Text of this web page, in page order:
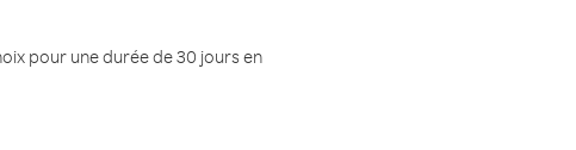
pour une durée de 30 jours en